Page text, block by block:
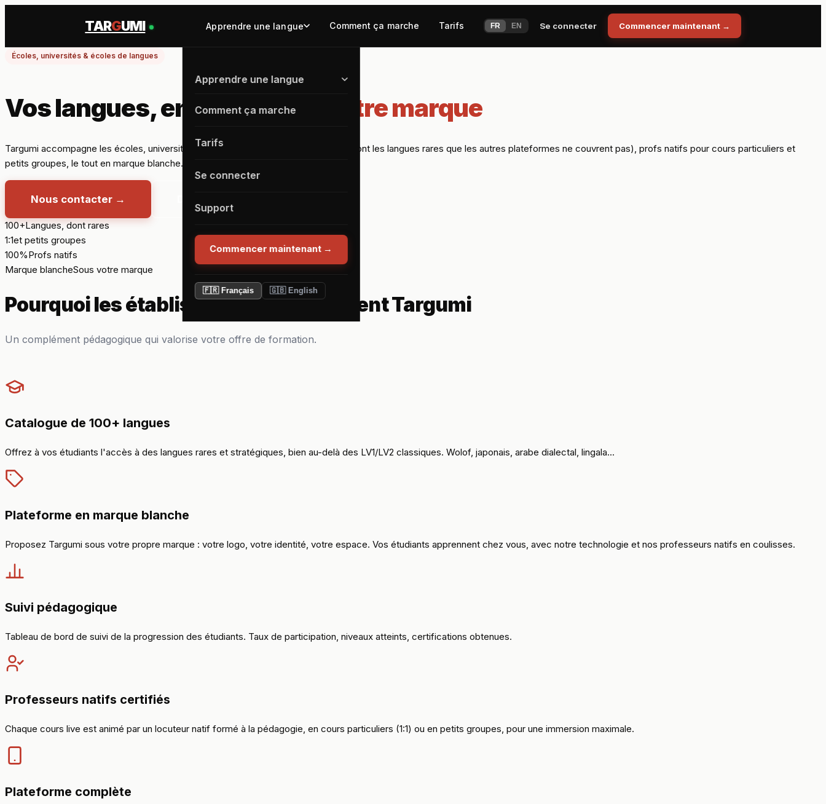
TARGUMI Apprendre une langue Comment ça marche Tarifs FR EN Se connecter Commencer maintenant→
Apprendre une langue
Comment ça marche
Tarifs
Se connecter
Support
Commencer maintenant →
🇫🇷 Français 🇬🇧 English
Écoles, universités & écoles de langues
Vos langues, en ligne,sous votre marque
Targumi accompagne les écoles, universités et écoles de langues. 100+ langues (dont les langues rares que les autres plateformes ne couvrent pas), profs natifs pour cours particuliers et
petits groupes, le tout en marque blanche.
Nous contacter →
100+Langues, dont rares
1:1et petits groupes
100%Profs natifs
Marque blancheSous votre marque
Pourquoi les établissements choisissent Targumi
Un complément pédagogique qui valorise votre offre de formation.
Catalogue de 100+ langues
Offrez à vos étudiants l'accès à des langues rares et stratégiques, bien au-delà des LV1/LV2 classiques. Wolof, japonais, arabe dialectal, lingala...
Plateforme en marque blanche
Proposez Targumi sous votre propre marque : votre logo, votre identité, votre espace. Vos étudiants apprennent chez vous, avec notre technologie et nos professeurs natifs en coulisses.
Suivi pédagogique
Tableau de bord de suivi de la progression des étudiants. Taux de participation, niveaux atteints, certifications obtenues.
Professeurs natifs certifiés
Chaque cours live est animé par un locuteur natif formé à la pédagogie, en cours particuliers (1:1) ou en petits groupes, pour une immersion maximale.
Plateforme complète